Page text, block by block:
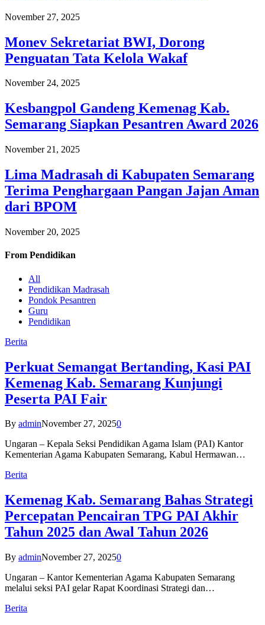
November 27, 2025
Monev Sekretariat BWI, Dorong
Penguatan Tata Kelola Wakaf
November 24, 2025
Kesbangpol Gandeng Kemenag Kab.
Semarang Siapkan Pesantren Award 2026
November 21, 2025
Lima Madrasah di Kabupaten Semarang
Terima Penghargaan Pangan Jajan Aman
dari BPOM
November 20, 2025
From Pendidikan
All
Pendidikan Madrasah
Pondok Pesantren
Guru
Pendidikan
Berita
Perkuat Semangat Bertanding, Kasi PAI
Kemenag Kab. Semarang Kunjungi
Peserta PAI Fair
By adminNovember 27, 20250
Ungaran – Kepala Seksi Pendidikan Agama Islam (PAI) Kantor
Kementerian Agama Kabupaten Semarang, Kabul Hermawan…
Berita
Kemenag Kab. Semarang Bahas Strategi
Percepatan Pencairan TPG PAI Akhir
Tahun 2025 dan Awal Tahun 2026
By adminNovember 27, 20250
Ungaran – Kantor Kementerian Agama Kabupaten Semarang
melalui seksi PAI gelar Rapat Koordinasi Strategi dan…
Berita